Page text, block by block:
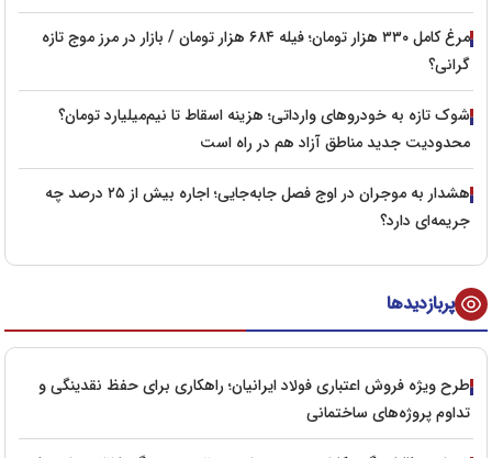
مرغ کامل ۳۳۰ هزار تومان؛ فیله ۶۸۴ هزار تومان / بازار در مرز موج تازه
گرانی؟
شوک تازه به خودروهای وارداتی؛ هزینه اسقاط تا نیم‌میلیارد تومان؟
محدودیت جدید مناطق آزاد هم در راه است
هشدار به موجران در اوج فصل جابه‌جایی؛ اجاره بیش از ۲۵ درصد چه
جریمه‌ای دارد؟
پربازدیدها
طرح ویژه فروش اعتباری فولاد ایرانیان؛ راهکاری برای حفظ نقدینگی و
تداوم پروژه‌های ساختمانی